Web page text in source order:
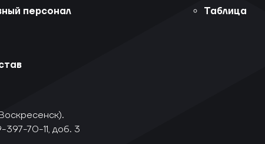
персонал
Таблица
70-11, доб. 3